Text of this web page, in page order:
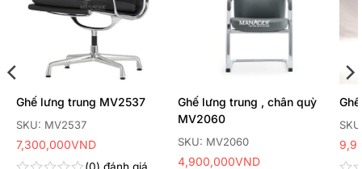
SKU: MV2537
Ghế lưng trung MV2537
0
đánh giá
7,300,000VND SKU: MV2060
Ghế lưng trung , chân quỳ
MV2060
4,900,000VND